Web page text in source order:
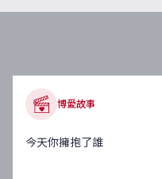
博愛故事
今天你擁抱了誰